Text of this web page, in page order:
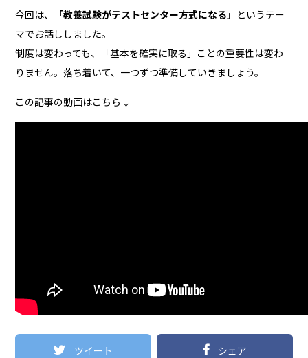
今回は、 「教養試験がテストセンター方式になる」 というテー
マでお話ししました。
制度は変わっても、「基本を確実に取る」ことの重要性は変わ
りません。落ち着いて、一つずつ準備していきましょう。
この記事の動画はこちら↓
ツイート シェア